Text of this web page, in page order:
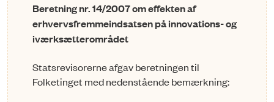
Beretning nr. 14/2007 om effekten af
erhvervsfremmeindsatsen på innovations- og
iværksætterområdet
Statsrevisorerne afgav beretningen til
Folketinget med nedenstående bemærkning: